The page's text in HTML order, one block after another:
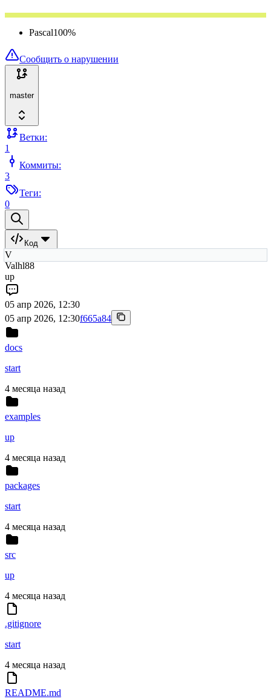
Pascal100%
Сообщить о нарушении
master
Ветки:
1
Коммиты:
3
Теги:
0
Код
V
Valhl88
up
05 апр 2026, 12:30
05 апр 2026, 12:30f665a84
docs
start
4 месяца назад
examples
up
4 месяца назад
packages
start
4 месяца назад
src
up
4 месяца назад
.gitignore
start
4 месяца назад
README.md